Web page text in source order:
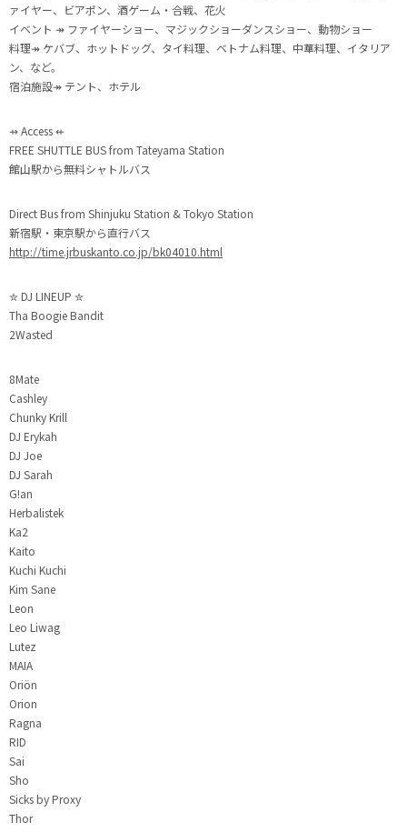
ァイヤー、ビアポン、酒ゲーム・合戦、花火
イベント ↠ ファイヤーショー、マジックショーダンスショー、動物ショー
料理↠ ケバブ、ホットドッグ、タイ料理、ベトナム料理、中華料理、イタリア
ン、など。
宿泊施設↠ テント、ホテル
⇸ Access ⇷
FREE SHUTTLE BUS from Tateyama Station
館山駅から無料シャトルバス
Direct Bus from Shinjuku Station & Tokyo Station
新宿駅・東京駅から直行バス
http://time.jrbuskanto.co.jp/bk04010.html
✮ DJ LINEUP ✮
Tha Boogie Bandit
2Wasted
8Mate
Cashley
Chunky Krill
DJ Erykah
DJ Joe
DJ Sarah
G!an
Herbalistek
Ka2
Kaito
Kuchi Kuchi
Kim Sane
Leon
Leo Liwag
Lutez
MAIA
Oriön
Orion
Ragna
RID
Sai
Sho
Sicks by Proxy
Thor